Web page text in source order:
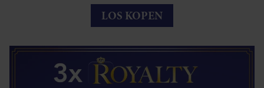
LOS KOPEN